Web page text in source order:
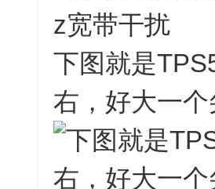
下图就是
右，好大一